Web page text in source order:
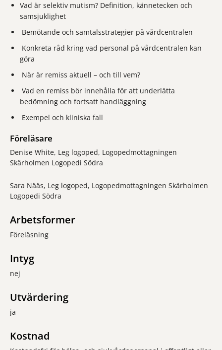
Vad är selektiv mutism? Definition, kännetecken och
samsjuklighet
Bemötande och samtalsstrategier på vårdcentralen
Konkreta råd kring vad personal på vårdcentralen kan
göra
När är remiss aktuell – och till vem?
Vad en remiss bör innehålla för att underlätta
bedömning och fortsatt handläggning
Exempel och kliniska fall
Föreläsare
Denise White, Leg logoped, Logopedmottagningen
Skärholmen Logopedi Södra
Sara Nääs, Leg logoped, Logopedmottagningen Skärholmen
Logopedi Södra
Arbetsformer
Föreläsning
Intyg
nej
Utvärdering
ja
Kostnad